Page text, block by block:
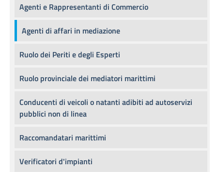
Agenti e Rappresentanti di Commercio
Agenti di affari in mediazione
Ruolo dei Periti e degli Esperti
Ruolo provinciale dei mediatori marittimi
Conducenti di veicoli o natanti adibiti ad autoservizi
pubblici non di linea
Raccomandatari marittimi
Verificatori d'impianti